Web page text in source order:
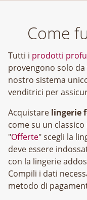
Come
Tutti i prodotti
provengono solo da
nostro sistema
venditrici per
Acquistare lingerie
come su un
"Offerte" scegli la
deve essere
con la lingerie
Compili i dati
metodo di